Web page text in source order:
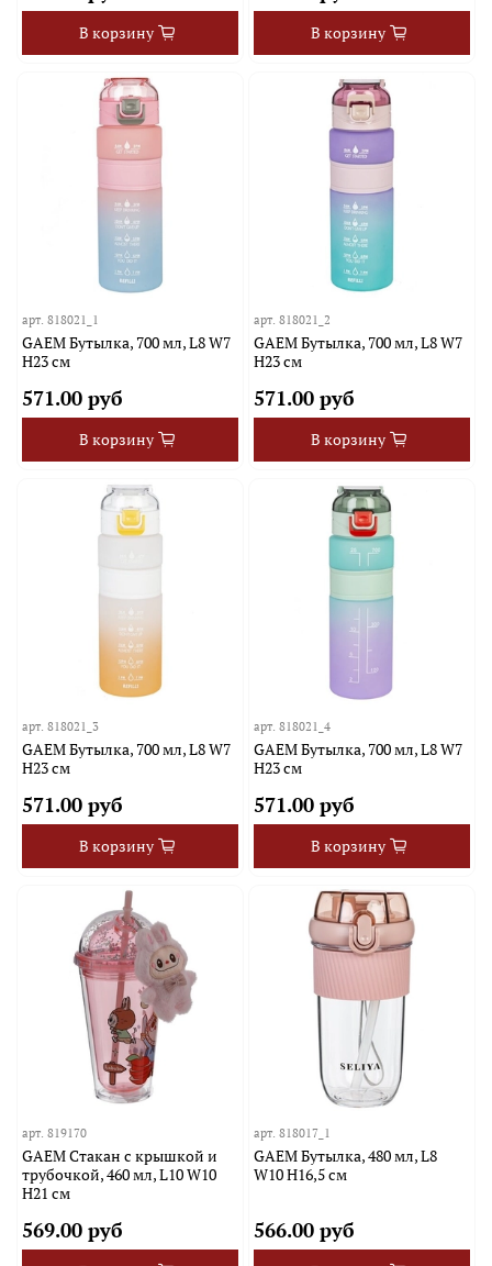
В корзину В корзину
арт.818021_1
GAEM Бутылка, 700 мл, L8 W7
H23 см
571.00 руб
В корзину
арт. 818021_2
GAEM Бутылка, 700 мл, L8 W7
H23 см
571.00 руб
В корзину
арт.818021_3
GAEM Бутылка, 700 мл, L8 W7
H23 см
571.00 руб
В корзину
арт. 818021_4
GAEM Бутылка, 700 мл, L8 W7
H23 см
571.00 руб
В корзину
арт.819170
GAEM Стакан с крышкой и
трубочкой, 460 мл, L10 W10
H21 см
569.00 руб
арт. 818017_1
GAEM Бутылка, 480 мл, L8
W10 H16,5 см
566.00 руб